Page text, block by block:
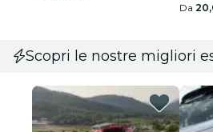
Da
Scopri le nostre migliori